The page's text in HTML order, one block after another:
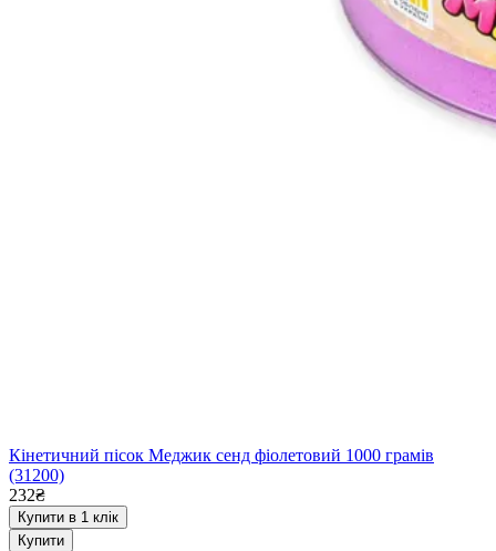
Кінетичний пісок Меджик сенд фіолетовий 1000 грамів
(31200)
232₴
Купити в 1 клік
Купити